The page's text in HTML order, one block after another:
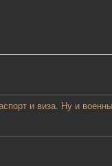
и виза. Ну и